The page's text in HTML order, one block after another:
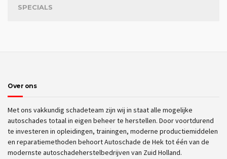
SPECIALS
Over ons
Met ons vakkundig schadeteam zijn wij in staat alle mogelijke
autoschades totaal in eigen beheer te herstellen. Door voortdurend
te investeren in opleidingen, trainingen, moderne productiemiddelen
en reparatiemethoden behoort Autoschade de Hek tot één van de
modernste autoschadeherstelbedrijven van Zuid Holland.